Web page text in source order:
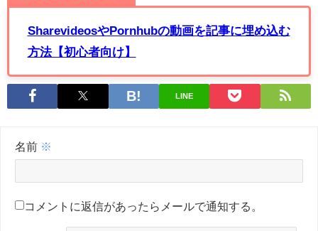
SharevideosやPornhubの動画を記事に埋め込む
方法【初心者向け】
LINE
名前 ※
コメントに返信があったらメールで通知する。